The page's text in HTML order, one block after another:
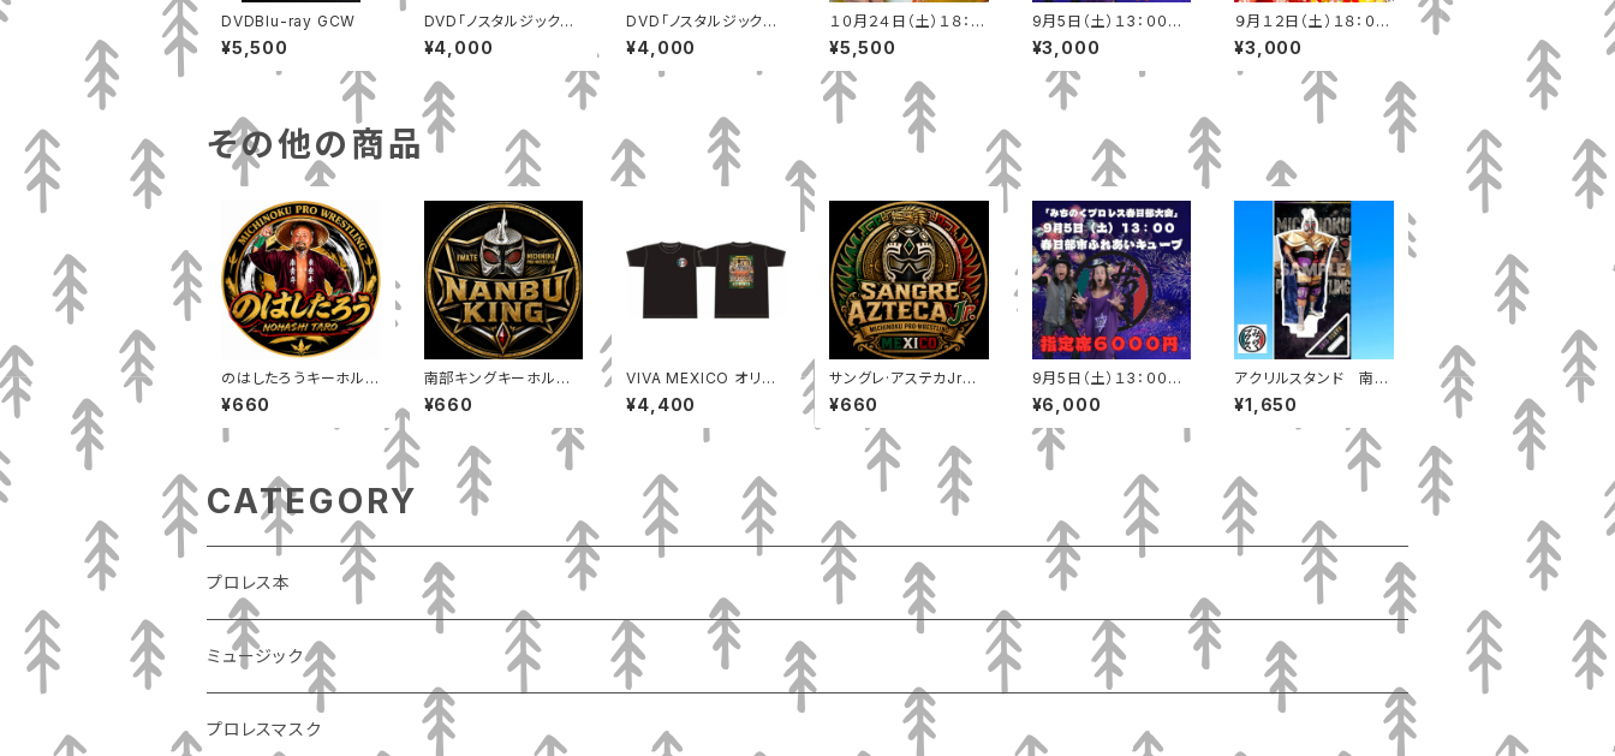
DVDBlu-ray GCW
¥5,500
DVD「ノスタルジック１
５～みちのくに、まいっ
たか」MP-172
¥4,000
DVD「ノスタルジック2
1」正規軍vsFEC全面対
決 シングルマッチ5vs5
¥4,000
１０月２４日（土）１８：３
０ 新木場ファーストリ
ング 北側指定席（ステ
ージ上）
¥5,500
9月5日（土）１3：００
埼玉・春日部市ふれあ
いキューブ 小中高校生
指定席
¥3,000
９月１２日（土）１８：０
０ 矢巾町民総合体育
館 小中高校生指定席
¥3,000
その他の商品
のはしたろうキーホルダ
ー
¥660
南部キングキーホルダ
ー
¥660
VIVA MEXICO オリジ
ナルTシャツ
¥4,400
サングレ·アステカJrキ
ーホルダー
¥660
9月5日（土）１3：００
春日部市ふれあいキュ
ーブ 指定席
¥6,000
アクリルスタンド 南部
キング
¥1,650
CATEGORY
プロレス本
ミュージック
プロレスマスク